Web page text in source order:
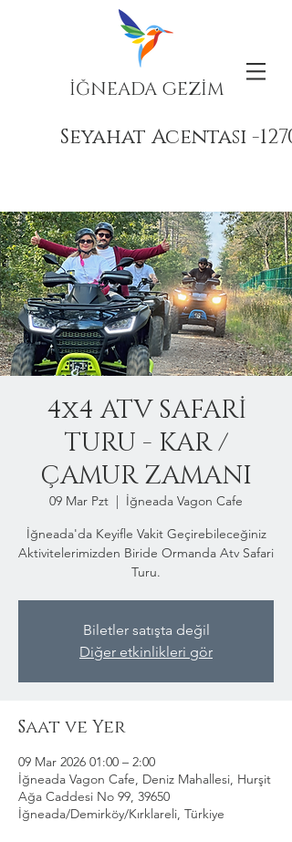
İĞNEADA GEZİM
Seyahat Acentası -
4x4 ATV SAFARİ
TURU - KAR /
ÇAMUR ZAMANI
09 Mar Pzt
  |
İğneada Vagon Cafe
İğneada'da Keyifle Vakit Geçirebileceğiniz
Aktivitelerimizden Biride Ormanda Atv Safari
Turu.
Biletler satışta değil
Diğer etkinlikleri gör
Saat ve Yer
09 Mar 2026 01:00 – 2:00
İğneada Vagon Cafe, Deniz Mahallesi, Hurşit
Ağa Caddesi No 99, 39650
İğneada/Demirköy/Kırklareli, Türkiye